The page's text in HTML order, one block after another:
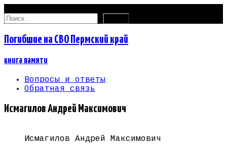
Найти:
Погибшие на СВО Пермский край
книга памяти
Вопросы и ответы
Обратная связь
Исмагилов Андрей Максимович
Исмагилов Андрей Максимович